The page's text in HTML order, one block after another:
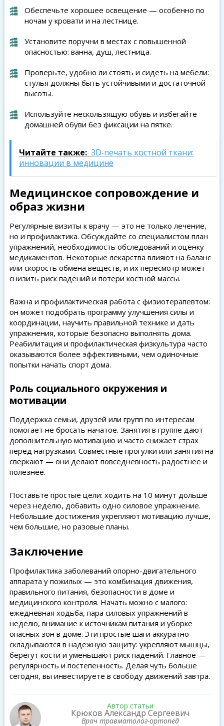
Обеспечьте хорошее освещение — особенно по
ночам у кровати и на лестнице.
Установите поручни в местах с повышенной
опасностью: ванна, душ, лестница.
Проверьте, удобно ли стоять и сидеть на мебели:
стулья должны быть устойчивыми и достаточной
высоты.
Используйте нескользящую обувь и избегайте
домашней обуви без фиксации на пятке.
Читайте также: 3D‑печать костной ткани:
инновации в медицине
Медицинское сопровождение и
образ жизни
Регулярные визиты к врачу — это не только лечение,
но и профилактика. Обсуждайте со специалистом план
упражнений, необходимость обследований и оценку
медикаментов. Некоторые лекарства влияют на баланс
или скорость обмена веществ, и их пересмотр может
снизить риск падений и потери костной массы.
Важна и профилактическая работа с физиотерапевтом:
он может подобрать программу улучшения силы и
координации, научить правильной технике и дать
упражнения, которые безопасно выполнять дома.
Реабилитация и профилактическая физкультура часто
оказываются более эффективными, чем одиночные
попытки начать спорт дома.
Роль социального окружения и
мотивации
Поддержка семьи, друзей или групп по интересам
помогает не бросать начатое. Занятия в группе дают
дополнительную мотивацию и часто снижает страх
перед нагрузками. Совместные прогулки или занятия на
сверкают — они делают повседневность радостнее и
полезнее.
Поставьте простые цели: ходить на 10 минут дольше
через неделю, добавить одно силовое упражнение.
Небольшие достижения укрепляют мотивацию лучше,
чем большие, но разовые планы.
Заключение
Профилактика заболеваний опорно-двигательного
аппарата у пожилых — это комбинация движения,
правильного питания, безопасности в доме и
медицинского контроля. Начать можно с малого:
ежедневная ходьба, пара силовых упражнений в
неделю, внимание к источникам питания и уборке
опасных зон в доме. Эти простые шаги аккуратно
складываются в надежную защиту: укрепляют мышцы,
берегут кости и уменьшают риск падений. Главное —
регулярность и постепенность. Делая чуть больше
сегодня, вы инвестируете в свободу движений завтра.
Автор статьи
Крюков Александр Сергеевич
Врач травматолог-ортопед